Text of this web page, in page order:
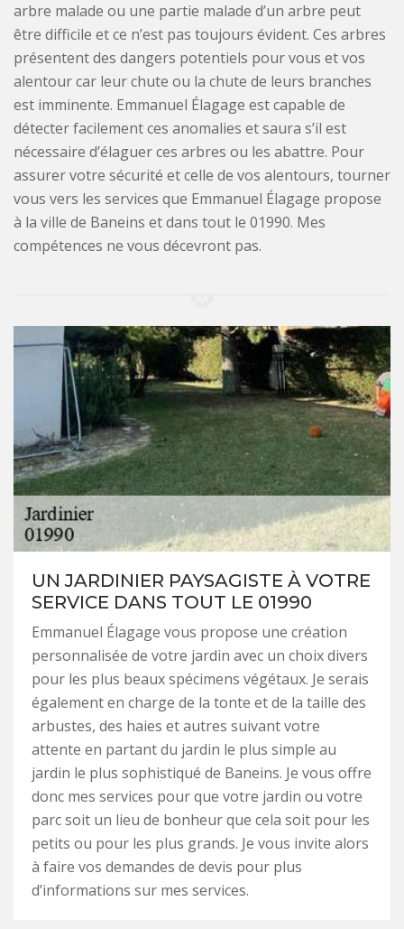
arbre malade ou une partie malade d’un arbre peut
être difficile et ce n’est pas toujours évident. Ces arbres
présentent des dangers potentiels pour vous et vos
alentour car leur chute ou la chute de leurs branches
est imminente. Emmanuel Élagage est capable de
détecter facilement ces anomalies et saura s’il est
nécessaire d’élaguer ces arbres ou les abattre. Pour
assurer votre sécurité et celle de vos alentours, tourner
vous vers les services que Emmanuel Élagage propose
à la ville de Baneins et dans tout le 01990. Mes
compétences ne vous décevront pas.
UN JARDINIER PAYSAGISTE À VOTRE
SERVICE DANS TOUT LE 01990
Emmanuel Élagage vous propose une création
personnalisée de votre jardin avec un choix divers
pour les plus beaux spécimens végétaux. Je serais
également en charge de la tonte et de la taille des
arbustes, des haies et autres suivant votre
attente en partant du jardin le plus simple au
jardin le plus sophistiqué de Baneins. Je vous offre
donc mes services pour que votre jardin ou votre
parc soit un lieu de bonheur que cela soit pour les
petits ou pour les plus grands. Je vous invite alors
à faire vos demandes de devis pour plus
d’informations sur mes services.